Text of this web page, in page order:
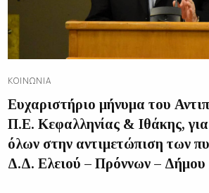
ΚΟΙΝΩΝΊΑ
Ευχαριστήριο μήνυμα του
Π.Ε. Κεφαλληνίας & Ιθάκης,
όλων στην αντιμετώπιση των
Δ.Δ. Ελειού – Πρόννων – Δήμου